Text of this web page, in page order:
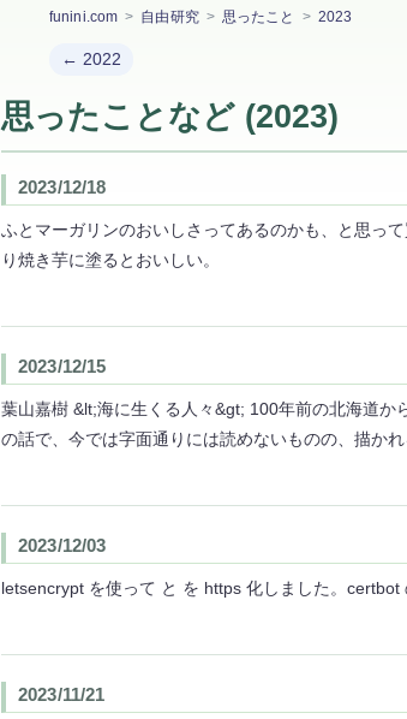
funini.com 自由研究 思ったこと 2023
← 2022
思ったことなど (2023)
2023/12/18
ふとマーガリンのおいしさってあるのかも、と思っ
り焼き芋に塗るとおいしい。
2023/12/15
葉山嘉樹 &lt;海に生くる人々&gt; 100年前の北海道か
の話で、今では字面通りには読めないものの、描か
2023/12/03
letsencrypt を使って と を https 化しました。certbot
2023/11/21